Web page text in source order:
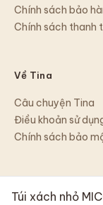
Túi xách nhỏ
Chính sách bảo
Chính sách thanh
Về Tina
Câu chuyện Tina
Điều khoản sử
Chính sách bảo